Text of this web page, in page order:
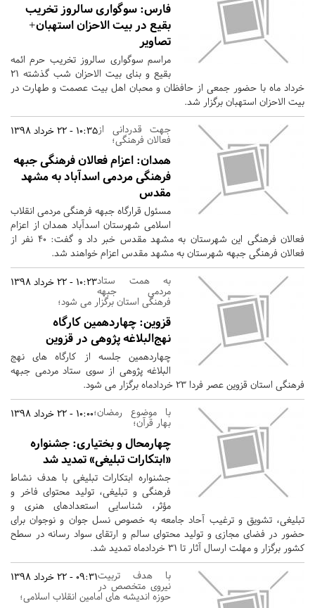
فارس: سوگواری سالروز تخریب
بقیع در بیت الاحزان استهبان+
تصاویر
مراسم سوگواری سالروز تخریب حرم ائمه
بقیع و بنای بیت الاحزان شب گذشته 21
خرداد ماه با حضور جمعی از حافظان و محبان اهل بیت عصمت و طهارت در
بیت الاحزان استهبان برگزار شد.
10:35 - 22 خرداد 1398جهت قدردانی از
فعالان فرهنگی؛
همدان: اعزام فعالان فرهنگی جبهه
فرهنگی مردمی اسدآباد به مشهد
مقدس
مسئول قرارگاه جبهه فرهنگی مردمی انقلاب
اسلامی شهرستان اسدآباد همدان از اعزام
فعالان فرهنگی این شهرستان به مشهد مقدس خبر داد و گفت: 40 نفر از
فعالان فرهنگی جبهه شهرستان به مشهد مقدس اعزام خواهند شد.
10:23 - 22 خرداد 1398به همت ستاد
مردمی جبهه
فرهنگی استان برگزار می شود؛
قزوین: چهاردهمین کارگاه‌
نهج‌البلاغه پژوهی در قزوین
چهاردهمین جلسه از کارگاه های نهج
البلاغه پژوهی از سوی ستاد مردمی جبهه
فرهنگی استان قزوین عصر فردا 23 خردادماه برگزار می شود.
10:00 - 22 خرداد 1398با موضوع رمضان؛
بهار قرآن؛
چهارمحال و بختیاری: جشنواره
«ابتکارات تبلیغی» تمدید شد
جشنواره ابتکارات تبلیغی با هدف نشاط
فرهنگی و تبلیغی، تولید محتوای فاخر و
مؤثر، شناسایی استعدادهای هنری و
تبلیغی، تشویق و ترغیب آحاد جامعه به خصوص نسل جوان و نوجوان برای
حضور در فضای مجازی و تولید محتوای سالم و ارتقای سواد رسانه در سطح
کشور برگزار و مهلت ارسال آثار تا 31 خردادماه تمدید شد.
09:31 - 22 خرداد 1398با هدف تربیت
نیروی متخصص در
حوزه اندیشه های امامین انقلاب اسلامی؛